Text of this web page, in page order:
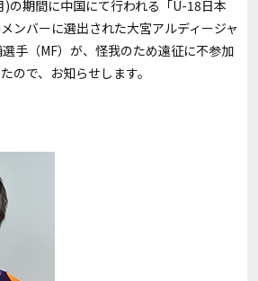
の期間に中国にて行われる「U-18日本
ンバーに選出された大宮アルディージャ
手（MF）が、怪我のため遠征に不参加
ので、お知らせします。